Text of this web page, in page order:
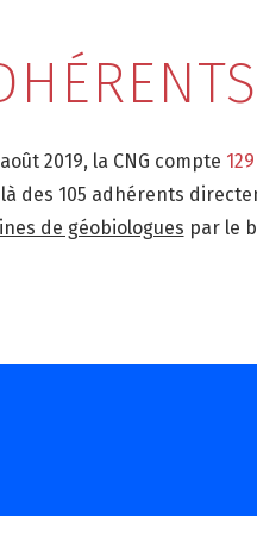
2019, la CNG compte
des 105 adhérents
de géobiologues par le